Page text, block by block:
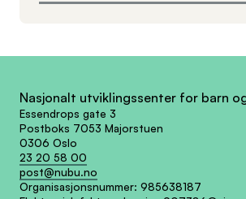
Nasjonalt utviklingssenter for barn
Essendrops gate 3
Postboks 7053 Majorstuen
0306 Oslo
23 20 58 00
post@nubu.no
Organisasjonsnummer: 985638187